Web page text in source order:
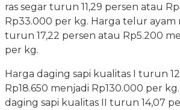
ras segar turun 11,29 persen atau
Rp33.000 per kg. Harga telur ayam
turun 17,22 persen atau Rp5.200
per kg.
Harga daging sapi kualitas I turun
Rp18.650 menjadi Rp130.000 per
daging sapi kualitas II turun 14,07